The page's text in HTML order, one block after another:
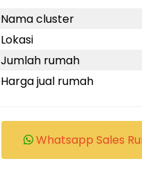
Nama cluster
Lokasi
Jumlah rumah
Harga jual rumah
Whatsapp Sales